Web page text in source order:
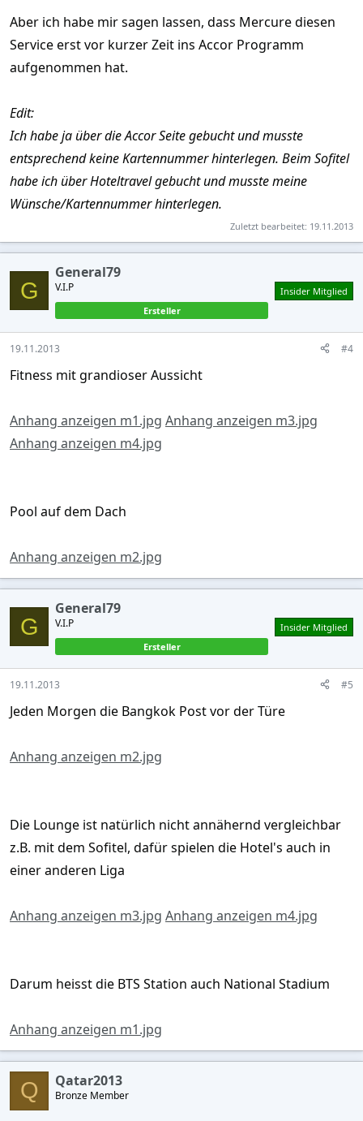
Aber ich habe mir sagen lassen, dass Mercure diesen
Service erst vor kurzer Zeit ins Accor Programm
aufgenommen hat.
Edit:
Ich habe ja über die Accor Seite gebucht und musste
entsprechend keine Kartennummer hinterlegen. Beim Sofitel
habe ich über Hoteltravel gebucht und musste meine
Wünsche/Kartennummer hinterlegen.
Zuletzt bearbeitet: 19.11.2013
G
General79
V.I.P
Ersteller
Insider Mitglied
19.11.2013 #4
Fitness mit grandioser Aussicht
Anhang anzeigen m1.jpg Anhang anzeigen m3.jpg
Anhang anzeigen m4.jpg
Pool auf dem Dach
Anhang anzeigen m2.jpg
G
General79
V.I.P
Ersteller
Insider Mitglied
19.11.2013 #5
Jeden Morgen die Bangkok Post vor der Türe
Anhang anzeigen m2.jpg
Die Lounge ist natürlich nicht annähernd vergleichbar
z.B. mit dem Sofitel, dafür spielen die Hotel's auch in
einer anderen Liga
Anhang anzeigen m3.jpg Anhang anzeigen m4.jpg
Darum heisst die BTS Station auch National Stadium
Anhang anzeigen m1.jpg
Q Qatar2013
Bronze Member